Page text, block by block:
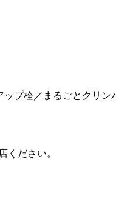
プ栓／まるごとクリ
ください。